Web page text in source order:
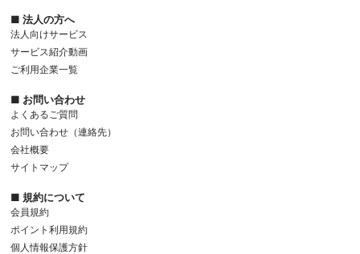
■ 法人の方へ
法人向けサービス
サービス紹介動画
ご利用企業一覧
■ お問い合わせ
よくあるご質問
お問い合わせ（連絡先）
会社概要
サイトマップ
■ 規約について
会員規約
ポイント利用規約
個人情報保護方針